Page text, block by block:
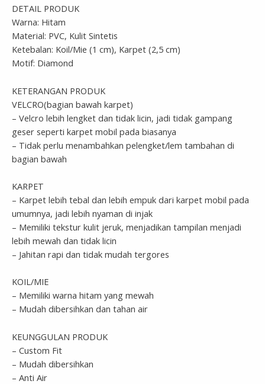
DETAIL PRODUK
Warna: Hitam
Material: PVC, Kulit Sintetis
Ketebalan: Koil/Mie (1 cm), Karpet (2,5 cm)
Motif: Diamond
KETERANGAN PRODUK
VELCRO(bagian bawah karpet)
– Velcro lebih lengket dan tidak licin, jadi tidak gampang
geser seperti karpet mobil pada biasanya
– Tidak perlu menambahkan pelengket/lem tambahan di
bagian bawah
KARPET
– Karpet lebih tebal dan lebih empuk dari karpet mobil pada
umumnya, jadi lebih nyaman di injak
– Memiliki tekstur kulit jeruk, menjadikan tampilan menjadi
lebih mewah dan tidak licin
– Jahitan rapi dan tidak mudah tergores
KOIL/MIE
– Memiliki warna hitam yang mewah
– Mudah dibersihkan dan tahan air
KEUNGGULAN PRODUK
– Custom Fit
– Mudah dibersihkan
– Anti Air